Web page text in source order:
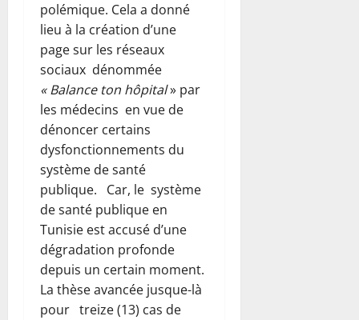
polémique. Cela a donné
lieu à la création d’une
page sur les réseaux
sociaux dénommée
« Balance ton hôpital» par
les médecins en vue de
dénoncer certains
dysfonctionnements du
système de santé
publique. Car, le système
de santé publique en
Tunisie est accusé d’une
dégradation profonde
depuis un certain moment.
La thèse avancée jusque-là
pour treize (13) cas de